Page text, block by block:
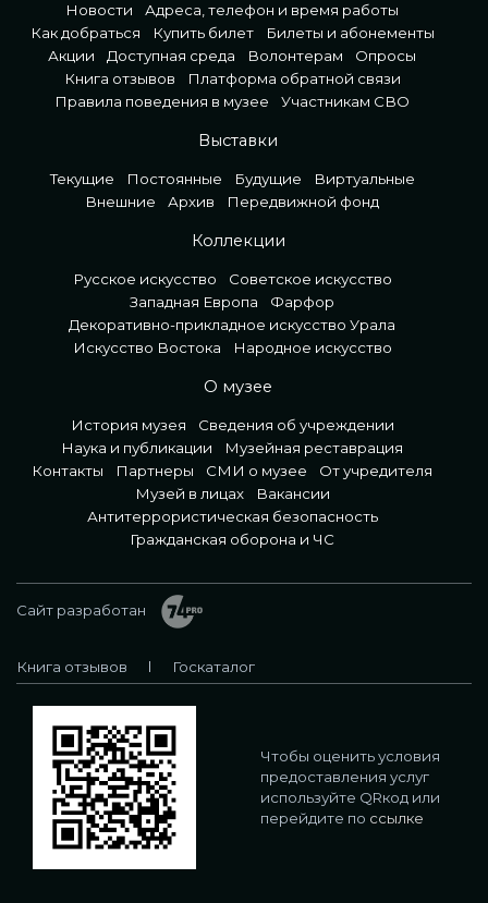
Новости
Адреса, телефон и время работы
Как добраться
Купить билет
Билеты и абонементы
Акции
Доступная среда Волонтерам
Опросы
Книга отзывов
Платформа обратной связи
Правила поведения в музее
Участникам СВО
Выставки
Текущие Постоянные Будущие
Виртуальные
Внешние
Архив Передвижной фонд
Коллекции
Русское искусство
Советское искусство
Западная Европа
Фарфор
Декоративно-прикладное искусство Урала
Искусство Востока
Народное искусство
О музее
История музея
Сведения об учреждении
Наука и публикации
Музейная реставрация
Контакты
Партнеры СМИ о музее
От учредителя
Музей в лицах
Вакансии
Антитеррористическая безопасность
Гражданская оборона и ЧС
Сайт разработан
Книга отзывов Госкаталог
Чтобы оценить условия
предоставления услуг
используйте QRкод или
перейдите по ссылке